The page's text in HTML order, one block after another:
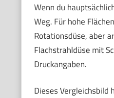
Wenn du
Weg. Für hohe
Rotationsdüse, aber
Flachstrahldüse mit
Druckangaben.
Dieses Vergleichsbild